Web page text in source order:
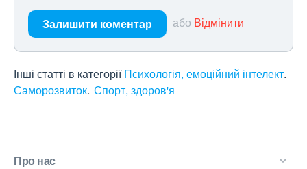
Залишити коментар або Відмінити
Інші статті в категорії Психологія, емоційний інтелект
Саморозвиток Спорт, здоров'я
Про нас